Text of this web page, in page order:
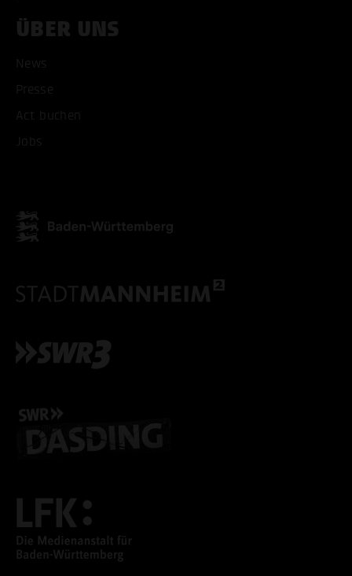
ÜBER UNS
News
Presse
Act buchen
Jobs